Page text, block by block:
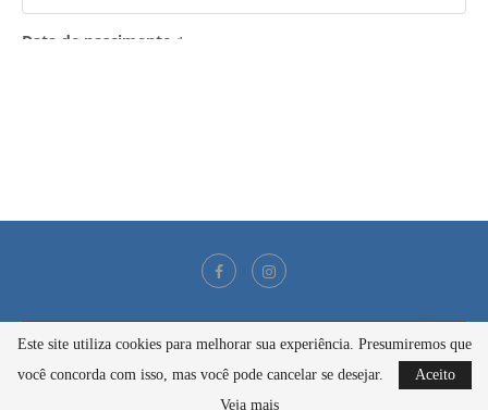
@2021 - Todos os direitos reservados
BACK TO TOP
Este site utiliza cookies para melhorar sua experiência. Presumiremos que
você concorda com isso, mas você pode cancelar se desejar.
Aceito
Veja mais